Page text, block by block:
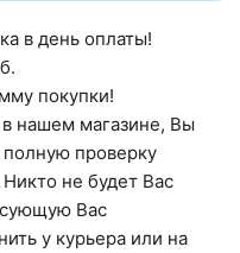
в день оплаты!
покупки!
нашем магазине, Вы
проверку
не будет Вас
Вас
у курьера или на